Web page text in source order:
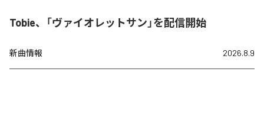
Tobie、「ヴァイオレットサン」を配信開始
新曲情報 2026.8.9